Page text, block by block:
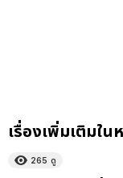
เรื่องเพิ่มเติมใน
265 ดู